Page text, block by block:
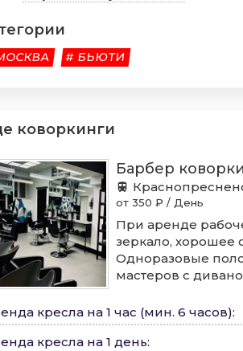
# БЬЮТИ
коворкинги
Барбер
от 350 ₽ / День
При аренде
зеркало, хорошее
Одноразовые
мастеров с
кресла на 1 час (мин. 6 часов):
кресла на 1 день: